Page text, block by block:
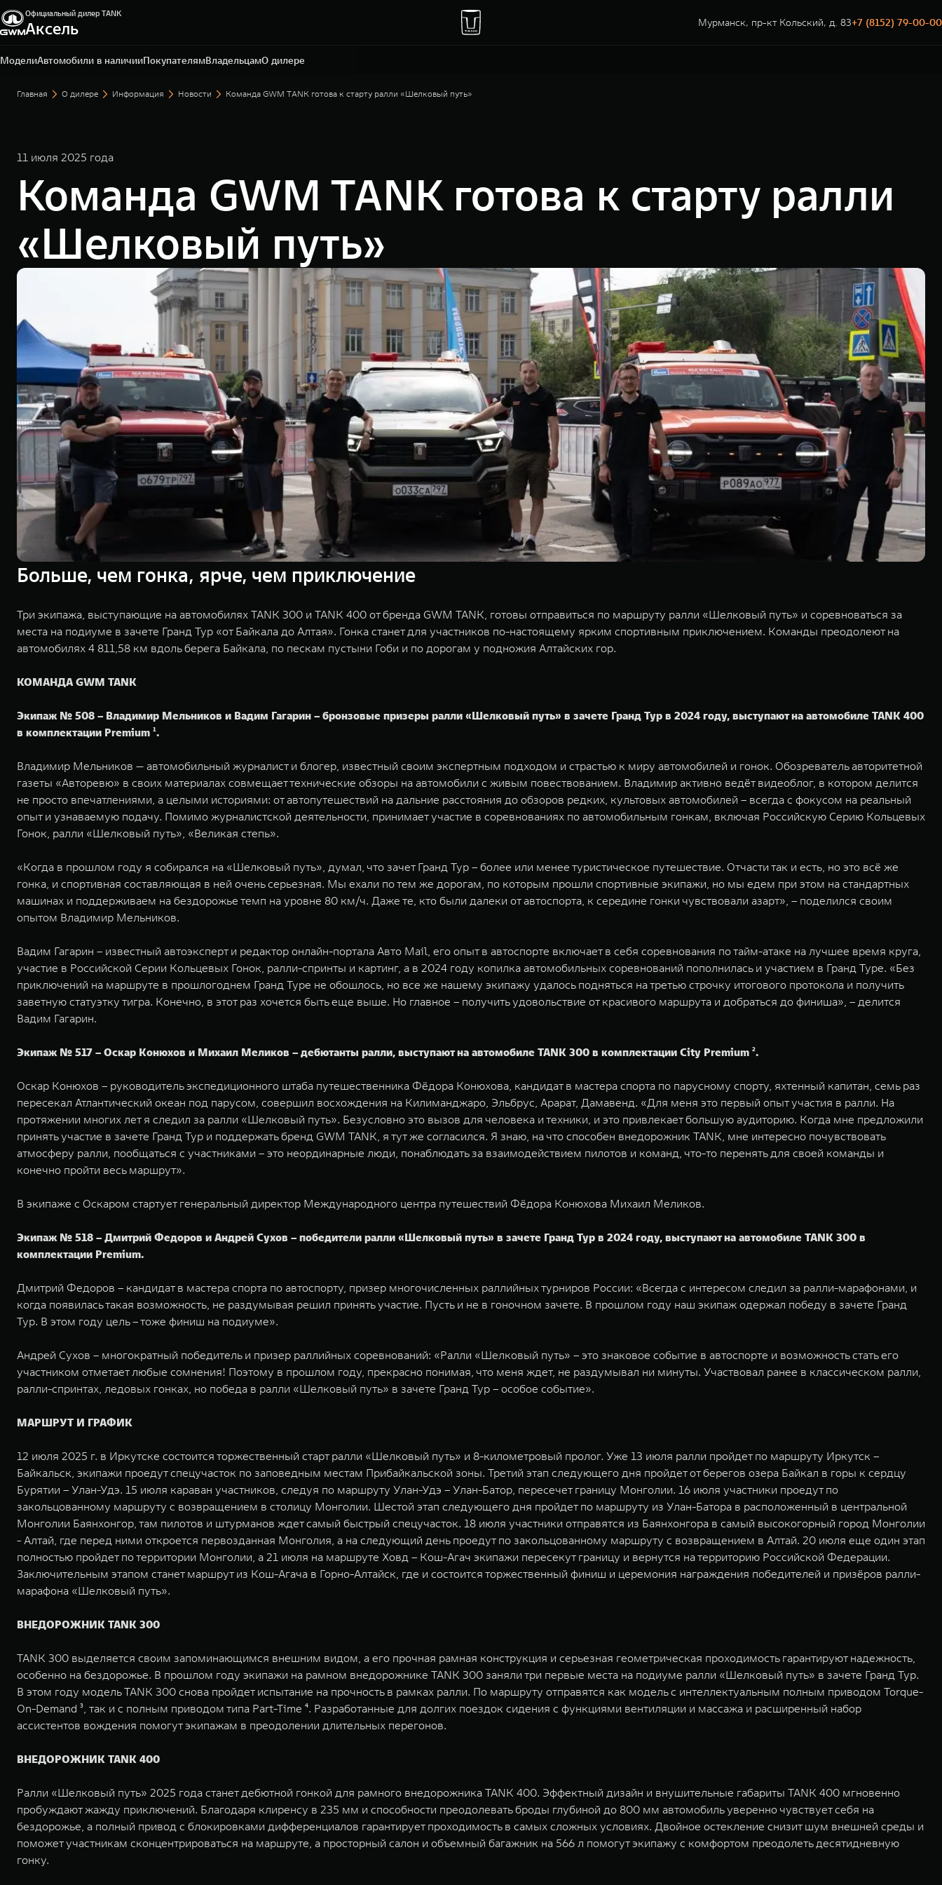
Официальный дилер TANK
Аксель Мурманск, пр-кт Кольский, д. 83+7 (8152) 79-00-00
МоделиАвтомобили в наличииПокупателямВладельцамО дилере
Мурманск, пр-кт Кольский, д. 83
+7 (8152) 79-00-00
Главная О дилере Информация Новости Команда GWM TANK готова к старту ралли «Шелковый путь»
11 июля 2025 года
Команда GWM TANK готова к старту ралли
«Шелковый путь»
Больше, чем гонка, ярче, чем приключение
Три экипажа, выступающие на автомобилях TANK 300 и TANK 400 от бренда GWM TANK, готовы отправиться по маршруту ралли «Шелковый путь» и соревноваться за
места на подиуме в зачете Гранд Тур «от Байкала до Алтая». Гонка станет для участников по-настоящему ярким спортивным приключением. Команды преодолеют на
автомобилях 4 811,58 км вдоль берега Байкала, по пескам пустыни Гоби и по дорогам у подножия Алтайских гор.
КОМАНДА GWM TANK
Экипаж № 508 – Владимир Мельников и Вадим Гагарин – бронзовые призеры ралли «Шелковый путь» в зачете Гранд Тур в 2024 году, выступают на автомобиле TANK 400
в комплектации Premium ¹.
Владимир Мельников — автомобильный журналист и блогер, известный своим экспертным подходом и страстью к миру автомобилей и гонок. Обозреватель авторитетной
газеты «Авторевю» в своих материалах совмещает технические обзоры на автомобили с живым повествованием. Владимир активно ведёт видеоблог, в котором делится
не просто впечатлениями, а целыми историями: от автопутешествий на дальние расстояния до обзоров редких, культовых автомобилей – всегда с фокусом на реальный
опыт и узнаваемую подачу. Помимо журналистской деятельности, принимает участие в соревнованиях по автомобильным гонкам, включая Российскую Серию Кольцевых
Гонок, ралли «Шелковый путь», «Великая степь».
«Когда в прошлом году я собирался на «Шелковый путь», думал, что зачет Гранд Тур – более или менее туристическое путешествие. Отчасти так и есть, но это всё же
гонка, и спортивная составляющая в ней очень серьезная. Мы ехали по тем же дорогам, по которым прошли спортивные экипажи, но мы едем при этом на стандартных
машинах и поддерживаем на бездорожье темп на уровне 80 км/ч. Даже те, кто были далеки от автоспорта, к середине гонки чувствовали азарт», – поделился своим
опытом Владимир Мельников.
Вадим Гагарин – известный автоэксперт и редактор онлайн-портала Авто Mail, его опыт в автоспорте включает в себя соревнования по тайм-атаке на лучшее время круга,
участие в Российской Серии Кольцевых Гонок, ралли-спринты и картинг, а в 2024 году копилка автомобильных соревнований пополнилась и участием в Гранд Туре. «Без
приключений на маршруте в прошлогоднем Гранд Туре не обошлось, но все же нашему экипажу удалось подняться на третью строчку итогового протокола и получить
заветную статуэтку тигра. Конечно, в этот раз хочется быть еще выше. Но главное – получить удовольствие от красивого маршрута и добраться до финиша», – делится
Вадим Гагарин.
Экипаж № 517 – Оскар Конюхов и Михаил Меликов – дебютанты ралли, выступают на автомобиле TANK 300 в комплектации City Premium ².
Оскар Конюхов – руководитель экспедиционного штаба путешественника Фёдора Конюхова, кандидат в мастера спорта по парусному спорту, яхтенный капитан, семь раз
пересекал Атлантический океан под парусом, совершил восхождения на Килиманджаро, Эльбрус, Арарат, Дамавенд. «Для меня это первый опыт участия в ралли. На
протяжении многих лет я следил за ралли «Шелковый путь». Безусловно это вызов для человека и техники, и это привлекает большую аудиторию. Когда мне предложили
принять участие в зачете Гранд Тур и поддержать бренд GWM TANK, я тут же согласился. Я знаю, на что способен внедорожник TANK, мне интересно почувствовать
атмосферу ралли, пообщаться с участниками – это неординарные люди, понаблюдать за взаимодействием пилотов и команд, что-то перенять для своей команды и
конечно пройти весь маршрут».
В экипаже с Оскаром стартует генеральный директор Международного центра путешествий Фёдора Конюхова Михаил Меликов.
Экипаж № 518 – Дмитрий Федоров и Андрей Сухов – победители ралли «Шелковый путь» в зачете Гранд Тур в 2024 году, выступают на автомобиле TANK 300 в
комплектации Premium.
Дмитрий Федоров – кандидат в мастера спорта по автоспорту, призер многочисленных раллийных турниров России: «Всегда с интересом следил за ралли-марафонами, и
когда появилась такая возможность, не раздумывая решил принять участие. Пусть и не в гоночном зачете. В прошлом году наш экипаж одержал победу в зачете Гранд
Тур. В этом году цель – тоже финиш на подиуме». ⁠⁠
Андрей Сухов – многократный победитель и призер раллийных соревнований: «Ралли «Шелковый путь» – это знаковое событие в автоспорте и возможность стать его
участником отметает любые сомнения! Поэтому в прошлом году, прекрасно понимая, что меня ждет, не раздумывал ни минуты. Участвовал ранее в классическом ралли,
ралли-спринтах, ледовых гонках, но победа в ралли «Шелковый путь» в зачете Гранд Тур – особое событие».
МАРШРУТ И ГРАФИК
12 июля 2025 г. в Иркутске состоится торжественный старт ралли «Шелковый путь» и 8-километровый пролог. Уже 13 июля ралли пройдет по маршруту Иркутск –
Байкальск, экипажи проедут спецучасток по заповедным местам Прибайкальской зоны. Третий этап следующего дня пройдет от берегов озера Байкал в горы к сердцу
Бурятии – Улан-Удэ. 15 июля караван участников, следуя по маршруту Улан-Удэ – Улан-Батор, пересечет границу Монголии. 16 июля участники проедут по
закольцованному маршруту с возвращением в столицу Монголии. Шестой этап следующего дня пройдет по маршруту из Улан-Батора в расположенный в центральной
Монголии Баянхонгор, там пилотов и штурманов ждет самый быстрый спецучасток. 18 июля участники отправятся из Баянхонгора в самый высокогорный город Монголии
- Алтай, где перед ними откроется первозданная Монголия, а на следующий день проедут по закольцованному маршруту с возвращением в Алтай. 20 июля еще один этап
полностью пройдет по территории Монголии, а 21 июля на маршруте Ховд – Кош-Агач экипажи пересекут границу и вернутся на территорию Российской Федерации.
Заключительным этапом станет маршрут из Кош-Агача в Горно-Алтайск, где и состоится торжественный финиш и церемония награждения победителей и призёров ралли-
марафона «Шелковый путь».
ВНЕДОРОЖНИК TANK 300
TANK 300 выделяется своим запоминающимся внешним видом, а его прочная рамная конструкция и серьезная геометрическая проходимость гарантируют надежность,
особенно на бездорожье. В прошлом году экипажи на рамном внедорожнике TANK 300 заняли три первые места на подиуме ралли «Шелковый путь» в зачете Гранд Тур.
В этом году модель TANK 300 снова пройдет испытание на прочность в рамках ралли. По маршруту отправятся как модель с интеллектуальным полным приводом Torque-
On-Demand ³, так и с полным приводом типа Part-Time ⁴. Разработанные для долгих поездок сидения с функциями вентиляции и массажа и расширенный набор
ассистентов вождения помогут экипажам в преодолении длительных перегонов.
ВНЕДОРОЖНИК TANK 400
Ралли «Шелковый путь» 2025 года станет дебютной гонкой для рамного внедорожника TANK 400. Эффектный дизайн и внушительные габариты TANK 400 мгновенно
пробуждают жажду приключений. Благодаря клиренсу в 235 мм и способности преодолевать броды глубиной до 800 мм автомобиль уверенно чувствует себя на
бездорожье, а полный привод с блокировками дифференциалов гарантирует проходимость в самых сложных условиях. Двойное остекление снизит шум внешней среды и
поможет участникам сконцентрироваться на маршруте, а просторный салон и объемный багажник на 566 л помогут экипажу с комфортом преодолеть десятидневную
гонку.